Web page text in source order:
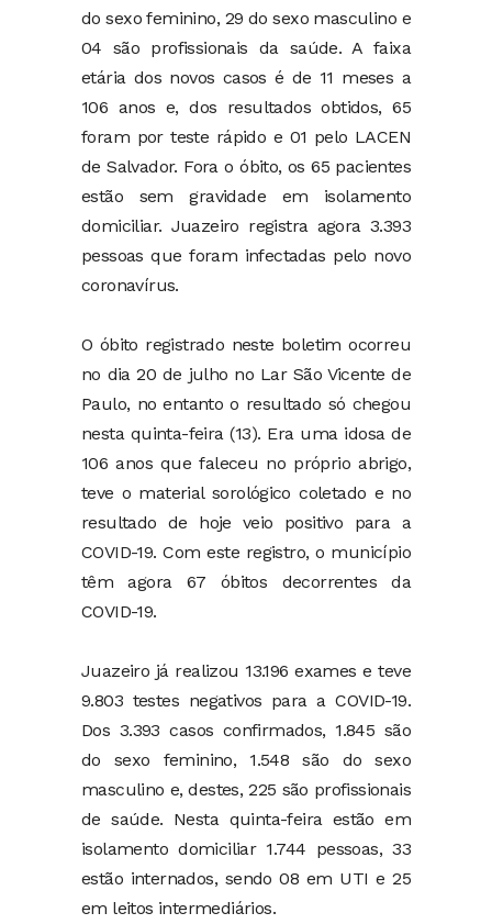
do sexo feminino, 29 do sexo masculino e
04 são profissionais da saúde. A faixa
etária dos novos casos é de 11 meses a
106 anos e, dos resultados obtidos, 65
foram por teste rápido e 01 pelo LACEN
de Salvador. Fora o óbito, os 65 pacientes
estão sem gravidade em isolamento
domiciliar. Juazeiro registra agora 3.393
pessoas que foram infectadas pelo novo
coronavírus.
O óbito registrado neste boletim ocorreu
no dia 20 de julho no Lar São Vicente de
Paulo, no entanto o resultado só chegou
nesta quinta-feira (13). Era uma idosa de
106 anos que faleceu no próprio abrigo,
teve o material sorológico coletado e no
resultado de hoje veio positivo para a
COVID-19. Com este registro, o município
têm agora 67 óbitos decorrentes da
COVID-19.
Juazeiro já realizou 13.196 exames e teve
9.803 testes negativos para a COVID-19.
Dos 3.393 casos confirmados, 1.845 são
do sexo feminino, 1.548 são do sexo
masculino e, destes, 225 são profissionais
de saúde. Nesta quinta-feira estão em
isolamento domiciliar 1.744 pessoas, 33
estão internados, sendo 08 em UTI e 25
em leitos intermediários.